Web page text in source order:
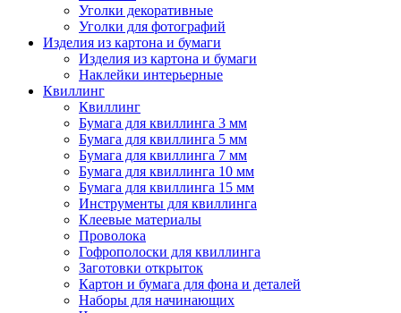
Уголки декоративные
Уголки для фотографий
Изделия из картона и бумаги
Изделия из картона и бумаги
Наклейки интерьерные
Квиллинг
Квиллинг
Бумага для квиллинга 3 мм
Бумага для квиллинга 5 мм
Бумага для квиллинга 7 мм
Бумага для квиллинга 10 мм
Бумага для квиллинга 15 мм
Инструменты для квиллинга
Клеевые материалы
Проволока
Гофрополоски для квиллинга
Заготовки открыток
Картон и бумага для фона и деталей
Наборы для начинающих